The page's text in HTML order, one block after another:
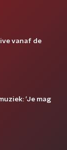
vanaf de
'Je mag